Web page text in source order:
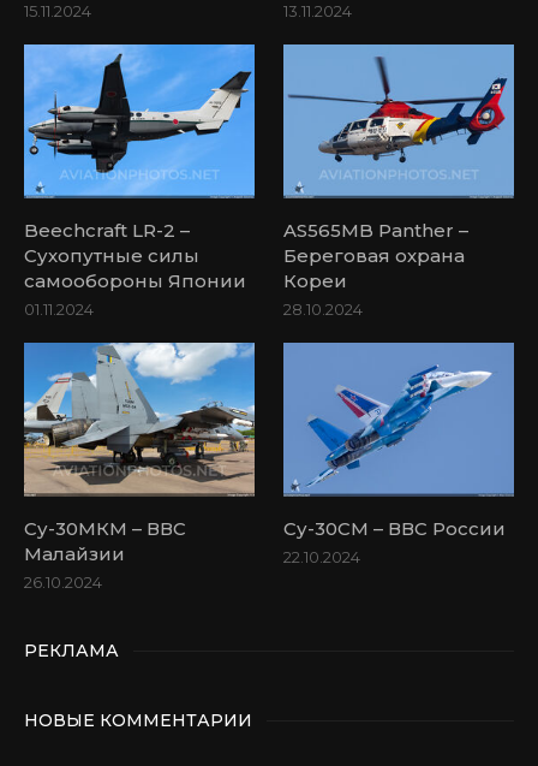
15.11.2024 13.11.2024
Beechcraft LR-2 –
Сухопутные силы
самообороны Японии
01.11.2024
AS565MB Panther –
Береговая охрана
Кореи
28.10.2024
Су-30МКМ – ВВС
Малайзии
26.10.2024
Су-30СМ – ВВС России
22.10.2024
РЕКЛАМА
НОВЫЕ КОММЕНТАРИИ